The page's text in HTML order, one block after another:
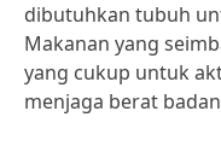
dibutuhkan tubuh
Makanan yang
yang cukup untuk
menjaga berat